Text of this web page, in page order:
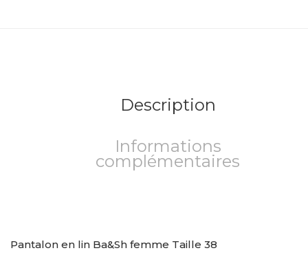
Description
Informations
complémentaires
Pantalon en lin Ba&Sh femme Taille 38